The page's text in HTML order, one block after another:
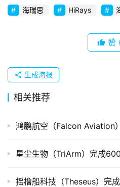
创
牌
布
并
重
海瑞思 HiRays
赞
生成海报
相关推荐
鸿鹏航空（Falcon Aviation
星尘生物（TriArm）完成
摇橹船科技（Theseus）完